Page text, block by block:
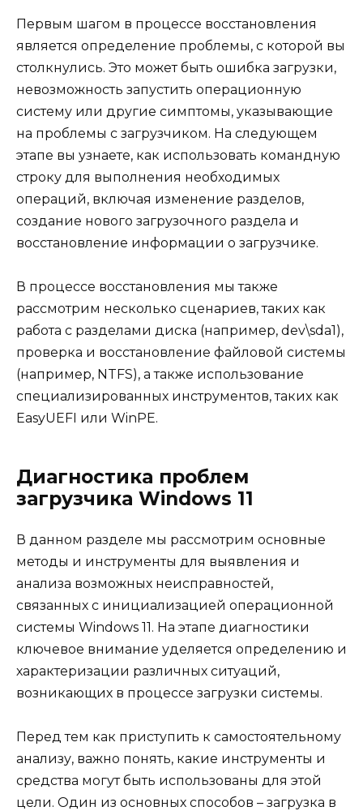
Первым шагом в процессе восстановления
является определение проблемы, с которой вы
столкнулись. Это может быть ошибка загрузки,
невозможность запустить операционную
систему или другие симптомы, указывающие
на проблемы с загрузчиком. На следующем
этапе вы узнаете, как использовать командную
строку для выполнения необходимых
операций, включая изменение разделов,
создание нового загрузочного раздела и
восстановление информации о загрузчике.
В процессе восстановления мы также
рассмотрим несколько сценариев, таких как
работа с разделами диска (например, dev\sda1),
проверка и восстановление файловой системы
(например, NTFS), а также использование
специализированных инструментов, таких как
EasyUEFI или WinPE.
Диагностика проблем
загрузчика Windows 11
В данном разделе мы рассмотрим основные
методы и инструменты для выявления и
анализа возможных неисправностей,
связанных с инициализацией операционной
системы Windows 11. На этапе диагностики
ключевое внимание уделяется определению и
характеризации различных ситуаций,
возникающих в процессе загрузки системы.
Перед тем как приступить к самостоятельному
анализу, важно понять, какие инструменты и
средства могут быть использованы для этой
цели. Один из основных способов – загрузка в